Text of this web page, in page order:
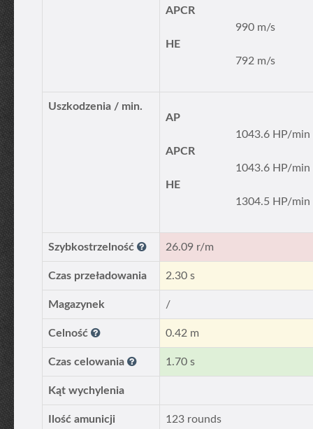
APCR
990 m/s
HE
792 m/s
Uszkodzenia / min.
AP
1043.6 HP/min
APCR
1043.6 HP/min
HE
1304.5 HP/min
Szybkostrzelność 26.09 r/m
Czas przeładowania 2.30 s
Magazynek /
Celność 0.42 m
Czas celowania 1.70 s
Kąt wychylenia
Ilość amunicji 123 rounds